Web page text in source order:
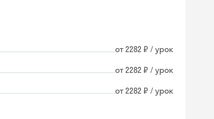
от 2282 ₽ / урок
от 2282 ₽ / урок
от 2282 ₽ / урок